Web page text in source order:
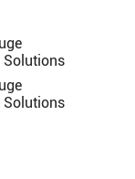
Solutions
Solutions